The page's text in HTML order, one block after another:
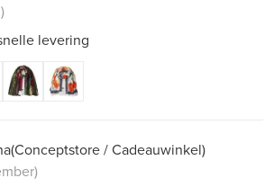
levering
(Conceptstore / Cadeauwinkel)